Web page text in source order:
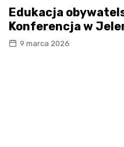
Edukacja
Konferencja w
9 marca 2026